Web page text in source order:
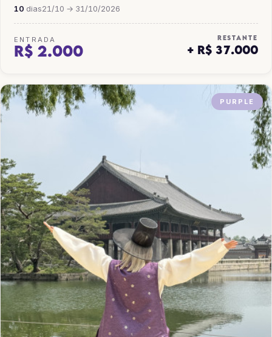
10 dias21/10 → 31/10/2026
ENTRADA
R$ 2.000
RESTANTE
+ R$ 37.000
PURPLE